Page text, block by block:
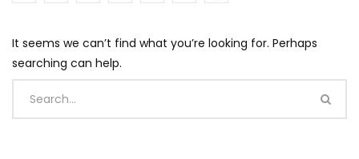
It seems we can’t find what you’re looking for. Perhaps
searching can help.